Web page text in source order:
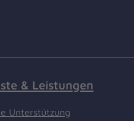
& Leistungen
Unterstützung